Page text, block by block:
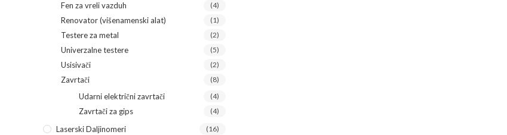
Fen za vreli vazduh (4)
Renovator (višenamenski alat) (1)
Testere za metal (2)
Univerzalne testere (5)
Usisivači (2)
Zavrtači (8)
Udarni električni zavrtači (4)
Zavrtači za gips (4)
Laserski Daljinomeri (16)